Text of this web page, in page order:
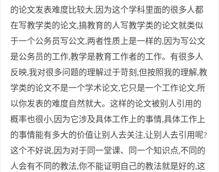
的论文发表难度比较大,因为这个学科里面的很多人都
在写教学类的论文,搞教育的人写教学类的论文就类似
于一个公务员写公文,两者性质上是一样的,因为写公文
是公务员的工作,教学是教育工作者的工作。有很多人
反映,我对很多问题的理解过于苛刻,但按照我的理解,教
学类的论文不是一个学术论文,它只是一个工作论文,所
以你发表的难度自然就大。这样的论文被别人引用的
概率也很小,因为它涉及具体工作上的事情,具体工作上
的事情能有多大的价值让别人去关注,让别人去引用呢?
这个不好说,因为对于同一堂课、同一个知识点,不同的
人会有不同的教法,你不能证明自己的教法就是好的,这